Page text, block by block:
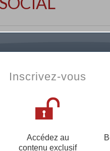
du Marché Couvert - BP 414
Inscrivez-vous
Accédez au
contenu exclusif